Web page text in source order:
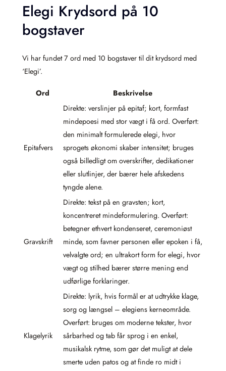
Elegi Krydsord på 10
bogstaver
Vi har fundet 7 ord med 10 bogstaver til dit krydsord med
‘Elegi’.
Ord Beskrivelse
Epitafvers
Direkte: verslinjer på epitaf; kort, formfast
mindepoesi med stor vægt i få ord. Overført:
den minimalt formulerede elegi, hvor
sprogets økonomi skaber intensitet; bruges
også billedligt om overskrifter, dedikationer
eller slutlinjer, der bærer hele afskedens
tyngde alene.
Gravskrift
Direkte: tekst på en gravsten; kort,
koncentreret mindeformulering. Overført:
betegner ethvert kondenseret, ceremoniøst
minde, som favner personen eller epoken i få,
velvalgte ord; en ultrakort form for elegi, hvor
vægt og stilhed bærer større mening end
udførlige forklaringer.
Klagelyrik
Direkte: lyrik, hvis formål er at udtrykke klage,
sorg og længsel – elegiens kerneområde.
Overført: bruges om moderne tekster, hvor
sårbarhed og tab får sprog i en enkel,
musikalsk rytme, som gør det muligt at dele
smerte uden patos og at finde ro midt i